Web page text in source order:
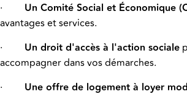
· Un Comité Social et Économique
avantages et services.
· Un droit d'accès à l'action sociale
accompagner dans vos démarches.
· Une offre de logement à loyer